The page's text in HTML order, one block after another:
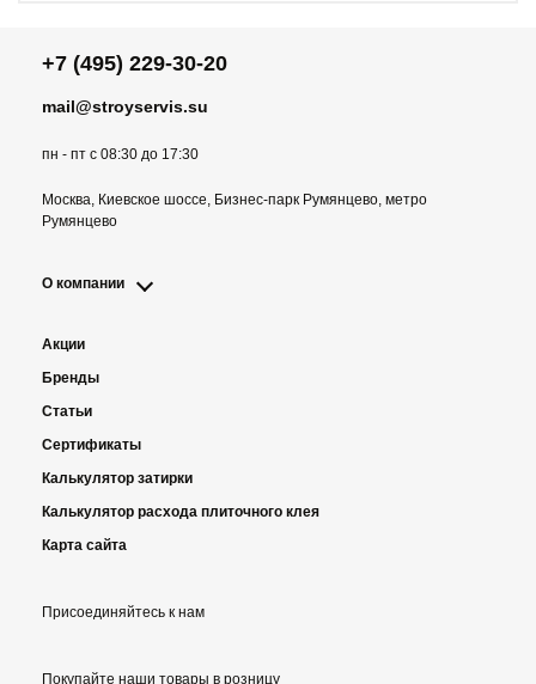
О компании
Акции
Бренды
Статьи
Сертификаты
Калькулятор затирки
Калькулятор расхода плиточного клея
Карта сайта
+7 (495) 229-30-20
mail@stroyservis.su
пн - пт с 08:30 до 17:30
Москва, Киевское шоссе, Бизнес-парк Румянцево, метро
Румянцево
Присоединяйтесь к нам
Покупайте наши товары в розницу